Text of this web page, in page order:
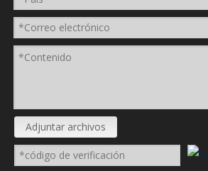
Adjuntar archivos